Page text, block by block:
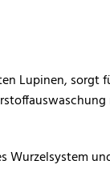
Lupinen,